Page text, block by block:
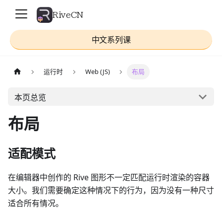
RiveCN
中文系列课
运行时 Web (JS) 布局
本页总览
布局
适配模式
在编辑器中创作的 Rive 图形不一定匹配运行时渲染的容器
大小。我们需要确定这种情况下的行为，因为没有一种尺寸
适合所有情况。